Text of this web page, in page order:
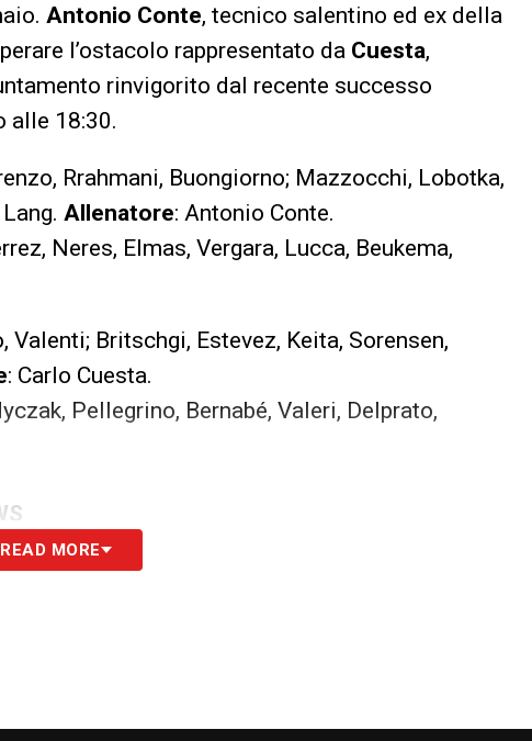
Antonio Conte, tecnico salentino ed ex della
l’ostacolo rappresentato da Cuesta,
rinvigorito dal recente successo
alle 18:30.
Rrahmani, Buongiorno; Mazzocchi, Lobotka,
Allenatore: Antonio Conte.
Neres, Elmas, Vergara, Lucca, Beukema,
Valenti; Britschgi, Estevez, Keita, Sorensen,
: Carlo Cuesta.
Pellegrino, Bernabé, Valeri, Delprato,
READ MORE